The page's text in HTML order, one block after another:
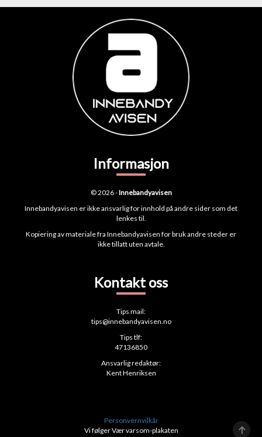
Informasjon
© 2026 -Innebandyavisen
Innebandyavisen er ikke ansvarlig for innhold på andre sider som det
lenkes til.
Kopiering av materiale fra Innebandyavisen for bruk andre steder er
ikke tillatt uten avtale.
Kontakt oss
Tips mail:
tips@innebandyavisen.no
Tips tlf:
47136850
Ansvarlig redaktør:
Kent Henriksen
Personvernvilkår
Vi følger Vær varsom-plakaten